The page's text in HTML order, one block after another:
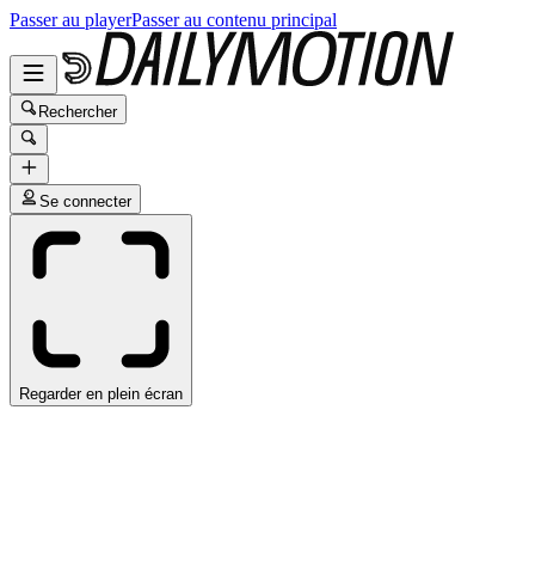
Passer au playerPasser au contenu principal
Rechercher
Se connecter
Regarder en plein écran